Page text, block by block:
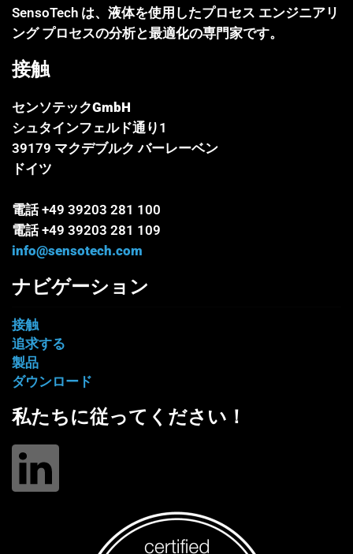
SensoTech は、液体を使用したプロセス エンジニアリ
ング プロセスの分析と最適化の専門家です。
接触
センソテックGmbH
シュタインフェルド通り1
39179 マクデブルク バーレーベン
ドイツ
電話 +49 39203 281 100
電話 +49 39203 281 109
info@sensotech.com
ナビゲーション
接触
追求する
製品
ダウンロード
私たちに従ってください！